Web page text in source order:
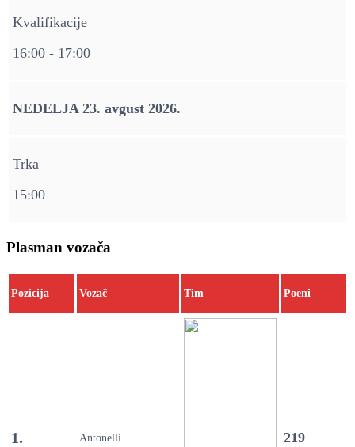
Kvalifikacije
16:00 - 17:00
NEDELJA 23. avgust 2026.
Trka
15:00
Plasman vozača
Pozicija Vozač Tim Poeni
1. Antonelli 219